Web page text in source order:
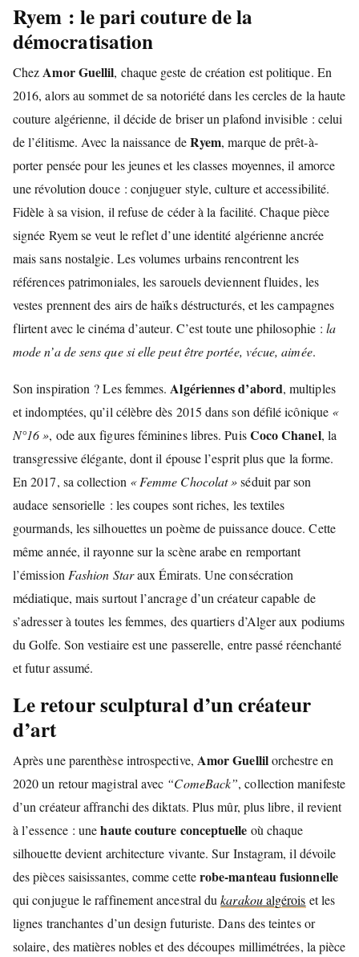
Ryem : le pari couture de la
démocratisation
Chez Amor Guellil, chaque geste de création est politique. En
2016, alors au sommet de sa notoriété dans les cercles de la haute
couture algérienne, il décide de briser un plafond invisible : celui
de l’élitisme. Avec la naissance deRyem, marque de prêt-à-
porter pensée pour les jeunes et les classes moyennes, il amorce
une révolution douce : conjuguer style, culture et accessibilité.
Fidèle à sa vision, il refuse de céder à la facilité. Chaque pièce
signée Ryem se veut le reflet d’une identité algérienne ancrée
mais sans nostalgie. Les volumes urbains rencontrent les
références patrimoniales, les sarouels deviennent fluides, les
vestes prennent des airs de haïks déstructurés, et les campagnes
flirtent avec le cinéma d’auteur. C’est toute une philosophie :la
mode n’a de sens que si elle peut être portée, vécue, aimée.
Son inspiration ? Les femmes. Algériennes d’abord, multiples
et indomptées, qu’il célèbre dès 2015 dans son défilé icônique «
N°16 », ode aux figures féminines libres. PuisCoco Chanel, la
transgressive élégante, dont il épouse l’esprit plus que la forme.
En 2017, sa collection « Femme Chocolat »séduit par son
audace sensorielle : les coupes sont riches, les textiles
gourmands, les silhouettes un poème de puissance douce. Cette
même année, il rayonne sur la scène arabe en remportant
l’émission Fashion Staraux Émirats. Une consécration
médiatique, mais surtout l’ancrage d’un créateur capable de
s’adresser à toutes les femmes, des quartiers d’Alger aux podiums
du Golfe. Son vestiaire est une passerelle, entre passé réenchanté
et futur assumé.
Le retour sculptural d’un créateur
d’art
Après une parenthèse introspective, Amor Guellilorchestre en
2020 un retour magistral avec “ComeBack”, collection manifeste
d’un créateur affranchi des diktats. Plus mûr, plus libre, il revient
à l’essence : unehaute couture conceptuelle où chaque
silhouette devient architecture vivante. Sur Instagram, il dévoile
des pièces saisissantes, comme cetterobe-manteau fusionnelle
qui conjugue le raffinement ancestral dukarakoualgérois et les
lignes tranchantes d’un design futuriste. Dans des teintes or
solaire, des matières nobles et des découpes millimétrées, la pièce